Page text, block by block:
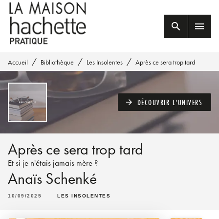
MENU RECHERCHE
PIED DE PAGE
search menu
Accueil / Bibliothèque / Les Insolentes / Après ce sera trop tard
arrow_forward DÉCOUVRIR L'UNIVERS
Après ce sera trop tard
Et si je n'étais jamais mère ?
Anaïs Schenké
10/09/2025 LES INSOLENTES